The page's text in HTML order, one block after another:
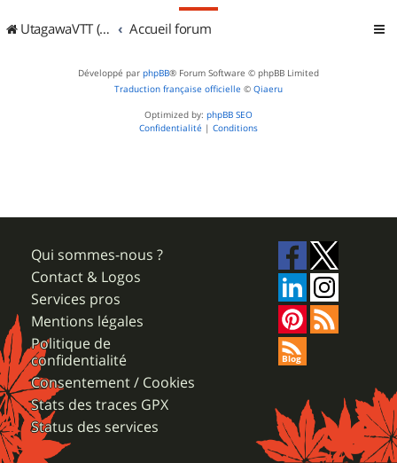
UtagawaVTT (Randos VTT et VTTAE avec traces GPS) Accueil forum
Développé par phpBB® Forum Software © phpBB Limited
Traduction française officielle © Qiaeru
Optimized by: phpBB SEO
Confidentialité | Conditions
Qui sommes-nous ?
Contact & Logos
Services pros
Mentions légales
Politique de
confidentialité
Consentement / Cookies
Stats des traces GPX
Status des services